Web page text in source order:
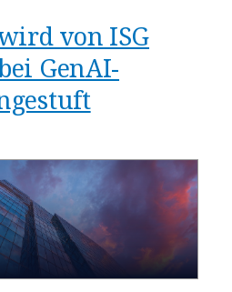
von ISG
GenAI-